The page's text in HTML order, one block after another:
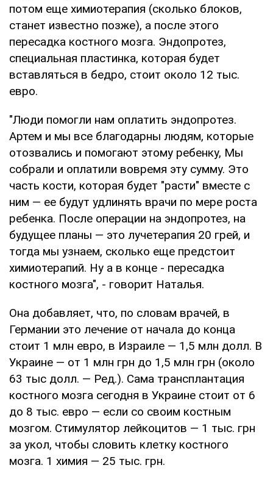
потом еще химиотерапия (сколько блоков,
станет известно позже), а после этого
пересадка костного мозга. Эндопротез,
специальная пластинка, которая будет
вставляться в бедро, стоит около 12 тыс.
евро.
"Люди помогли нам оплатить эндопротез.
Артем и мы все благодарны людям, которые
отозвались и помогают этому ребенку, Мы
собрали и оплатили вовремя эту сумму. Это
часть кости, которая будет "расти" вместе с
ним — ее будут удлинять врачи по мере роста
ребенка. После операции на эндопротез, на
будущее планы — это лучетерапия 20 грей, и
тогда мы узнаем, сколько еще предстоит
химиотерапий. Ну а в конце - пересадка
костного мозга", - говорит Наталья.
Она добавляет, что, по словам врачей, в
Германии это лечение от начала до конца
стоит 1 млн евро, в Израиле — 1,5 млн долл. В
Украине — от 1 млн грн до 1,5 млн грн (около
63 тыс долл. — Ред.). Сама трансплантация
костного мозга сегодня в Украине стоит от 6
до 8 тыс. евро — если со своим костным
мозгом. Стимулятор лейкоцитов — 1 тыс. грн
за укол, чтобы словить клетку костного
мозга. 1 химия — 25 тыс. грн.